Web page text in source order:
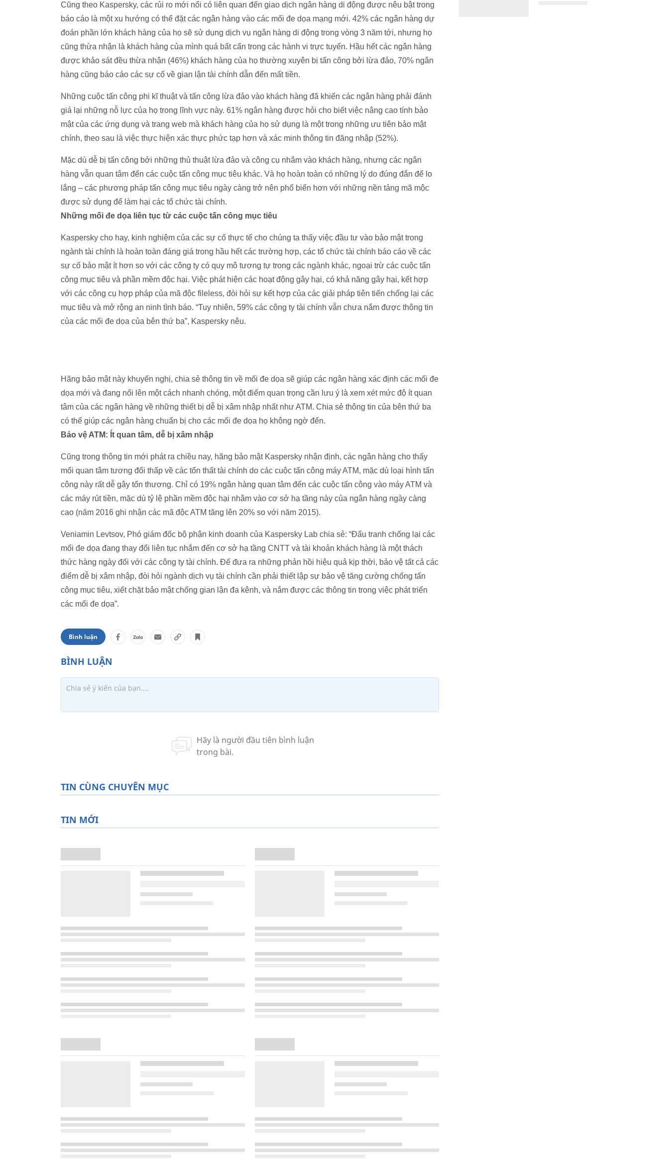
Cũng theo Kaspersky, các rủi ro mới nổi có liên quan đến giao dịch ngân hàng di động được nêu bật trong
báo cáo là một xu hướng có thể đặt các ngân hàng vào các mối đe dọa mạng mới. 42% các ngân hàng dự
đoán phần lớn khách hàng của họ sẽ sử dụng dịch vụ ngân hàng di động trong vòng 3 năm tới, nhưng họ
cũng thừa nhận là khách hàng của mình quá bất cẩn trong các hành vi trực tuyến. Hầu hết các ngân hàng
được khảo sát đều thừa nhận (46%) khách hàng của họ thường xuyên bị tấn công bởi lừa đảo, 70% ngân
hàng cũng báo cáo các sự cố về gian lận tài chính dẫn đến mất tiền.
Những cuộc tấn công phi kĩ thuật và tấn công lừa đảo vào khách hàng đã khiến các ngân hàng phải đánh
giá lại những nỗ lực của họ trong lĩnh vực này. 61% ngân hàng được hỏi cho biết việc nâng cao tính bảo
mật của các ứng dụng và trang web mà khách hàng của họ sử dụng là một trong những ưu tiên bảo mật
chính, theo sau là việc thực hiện xác thực phức tạp hơn và xác minh thông tin đăng nhập (52%).
Mặc dù dễ bị tấn công bởi những thủ thuật lừa đảo và công cụ nhắm vào khách hàng, nhưng các ngân
hàng vẫn quan tâm đến các cuộc tấn công mục tiêu khác. Và họ hoàn toàn có những lý do đúng đắn để lo
lắng – các phương pháp tấn công mục tiêu ngày càng trở nên phổ biến hơn với những nền tảng mã mộc
được sử dụng để làm hại các tổ chức tài chính.
Những mối đe dọa liên tục từ các cuộc tấn công mục tiêu
Kaspersky cho hay, kinh nghiệm của các sự cố thực tế cho chúng ta thấy việc đầu tư vào bảo mật trong
ngành tài chính là hoàn toàn đáng giá trong hầu hết các trường hợp, các tổ chức tài chính báo cáo về các
sự cố bảo mật ít hơn so với các công ty có quy mô tương tự trong các ngành khác, ngoại trừ các cuộc tấn
công mục tiêu và phần mềm độc hại. Việc phát hiện các hoạt động gây hại, có khả năng gây hại, kết hợp
với các công cụ hợp pháp của mã độc fileless, đòi hỏi sự kết hợp của các giải pháp tiên tiến chống lại các
mục tiêu và mở rộng an ninh tình báo. “Tuy nhiên, 59% các công ty tài chính vẫn chưa nắm được thông tin
của các mối đe dọa của bên thứ ba”, Kaspersky nêu.
Hãng bảo mật này khuyến nghị, chia sẻ thông tin về mối đe dọa sẽ giúp các ngân hàng xác định các mối đe
dọa mới và đang nổi lên một cách nhanh chóng, một điểm quan trọng cần lưu ý là xem xét mức độ ít quan
tâm của các ngân hàng về những thiết bị dễ bị xâm nhập nhất như ATM. Chia sẻ thông tin của bên thứ ba
có thể giúp các ngân hàng chuẩn bị cho các mối đe dọa họ không ngờ đến.
Bảo vệ ATM: Ít quan tâm, dễ bị xâm nhập
Cũng trong thông tin mới phát ra chiều nay, hãng bảo mật Kaspersky nhận định, các ngân hàng cho thấy
mối quan tâm tương đối thấp về các tổn thất tài chính do các cuộc tấn công máy ATM, mặc dù loại hình tấn
công này rất dễ gây tổn thương. Chỉ có 19% ngân hàng quan tâm đến các cuộc tấn công vào máy ATM và
các máy rút tiền, mặc dù tỷ lệ phần mềm độc hại nhằm vào cơ sở hạ tầng này của ngân hàng ngày càng
cao (năm 2016 ghi nhận các mã độc ATM tăng lên 20% so với năm 2015).
Veniamin Levtsov, Phó giám đốc bộ phận kinh doanh của Kaspersky Lab chia sẻ: “Đấu tranh chống lại các
mối đe dọa đang thay đổi liên tục nhắm đến cơ sở hạ tầng CNTT và tài khoản khách hàng là một thách
thức hàng ngày đối với các công ty tài chính. Để đưa ra những phản hồi hiệu quả kịp thời, bảo vệ tất cả các
điểm dễ bị xâm nhập, đòi hỏi ngành dịch vụ tài chính cần phải thiết lập sự bảo vệ tăng cường chống tấn
công mục tiêu, xiết chặt bảo mật chống gian lận đa kênh, và nắm được các thông tin trong việc phát triển
các mối đe dọa”.
Bình luận
TIN CÙNG CHUYÊN MỤC
TIN MỚI